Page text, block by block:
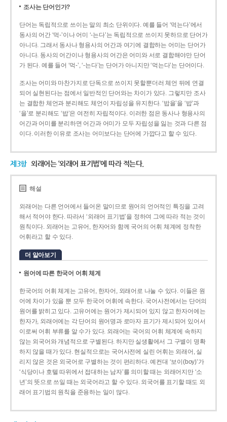
조사는 단어인가?
단어는 독립적으로 쓰이는 말의 최소 단위이다. 예를 들어 ‘먹는다’에서
동사의 어간 ‘먹-­’이나 어미 ‘­-는다’는 독립적으로 쓰이지 못하므로 단어가
아니다. 그래서 동사나 형용사의 어간과 여기에 결합하는 어미는 단어가
아니다. 동사의 어간이나 형용사의 어간은 어미와 서로 결합해야만 단어
가 된다. 예를 들어 ‘먹-’, ‘-는다’는 단어가 아니지만 ‘먹는다’는 단어이다.
조사는 어미와 마찬가지로 단독으로 쓰이지 못할뿐더러 체언 뒤에 연결
되어 실현된다는 점에서 일반적인 단어와는 차이가 있다. 그렇지만 조사
는 결합한 체언과 분리해도 체언이 자립성을 유지한다. ‘밥을’을 ‘밥’과
‘을’로 분리해도 ‘밥’은 여전히 자립적이다. 이러한 점은 동사나 형용사의
어간과 어미를 분리하면 어간과 어미가 모두 자립성을 잃는 것과 다른 점
이다. 이러한 이유로 조사는 어미보다는 단어에 가깝다고 할 수 있다.
제3항 외래어는 ‘외래어 표기법’에 따라 적는다.
해설
외래어는 다른 언어에서 들어온 말이므로 원어의 언어적인 특징을 고려
해서 적어야 한다. 따라서 ‘외래어 표기법’을 정하여 그에 따라 적는 것이
원칙이다. 외래어는 고유어, 한자어와 함께 국어의 어휘 체계에 정착한
어휘라고 할 수 있다.
더 알아보기
원어에 따른 한국어 어휘 체계
한국어의 어휘 체계는 고유어, 한자어, 외래어로 나눌 수 있다. 이들은 원
어에 차이가 있을 뿐 모두 한국어 어휘에 속한다. 국어사전에서는 단어의
원어를 밝히고 있다. 고유어에는 원어가 제시되어 있지 않고 한자어에는
한자가, 외래어에는 각 단어의 원어명과 로마자 표기가 제시되어 있어서
이로써 어휘 부류를 알 수가 있다. 외래어는 국어의 어휘 체계에 속하지
않는 외국어와 개념적으로 구별된다. 하지만 실생활에서 그 구별이 명확
하지 않을 때가 있다. 현실적으로는 국어사전에 실린 어휘는 외래어, 실
리지 않은 것은 외국어로 구별하는 것이 편리하다. 예컨대 ‘보이(boy)’가
‘식당이나 호텔 따위에서 접대하는 남자’를 의미할 때는 외래어지만 ‘소
년’의 뜻으로 쓰일 때는 외국어라고 할 수 있다. 외국어를 표기할 때도 외
래어 표기법의 원칙을 준용하는 일이 많다.